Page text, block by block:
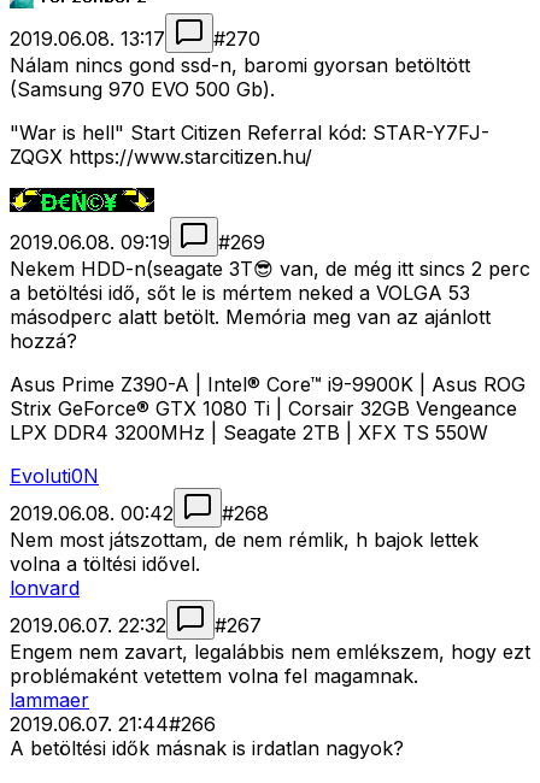
2019.06.08. 13:17 #270
Nálam nincs gond ssd-n, baromi gyorsan betöltött
(Samsung 970 EVO 500 Gb).
"War is hell" Start Citizen Referral kód: STAR-Y7FJ-
ZQGX https://www.starcitizen.hu/
2019.06.08. 09:19 #269
Nekem HDD-n(seagate 3T😎 van, de még itt sincs 2 perc
a betöltési idő, sőt le is mértem neked a VOLGA 53
másodperc alatt betölt. Memória meg van az ajánlott
hozzá?
Asus Prime Z390-A | Intel® Core™ i9-9900K | Asus ROG
Strix GeForce® GTX 1080 Ti | Corsair 32GB Vengeance
LPX DDR4 3200MHz | Seagate 2TB | XFX TS 550W
Evoluti0N
2019.06.08. 00:42
#268
Nem most játszottam, de nem rémlik, h bajok lettek
volna a töltési idővel.
lonvard
2019.06.07. 22:32
#267
Engem nem zavart, legalábbis nem emlékszem, hogy ezt
problémaként vetettem volna fel magamnak.
lammaer
2019.06.07. 21:44#266
A betöltési idők másnak is irdatlan nagyok?